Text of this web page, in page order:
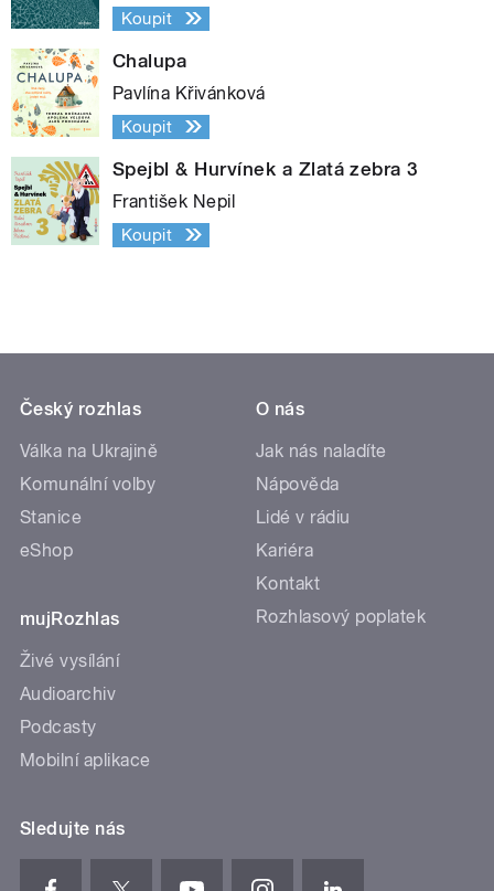
Koupit
Chalupa
Pavlína Křivánková
Koupit
Spejbl & Hurvínek a Zlatá zebra 3
František Nepil
Koupit
Český rozhlas
Válka na Ukrajině
Komunální volby
Stanice
eShop
mujRozhlas
Živé vysílání
Audioarchiv
Podcasty
Mobilní aplikace
O nás
Jak nás naladíte
Nápověda
Lidé v rádiu
Kariéra
Kontakt
Rozhlasový poplatek
Sledujte nás